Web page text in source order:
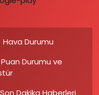
Hava Durumu
Puan Durumu ve
Son Dakika Haberleri